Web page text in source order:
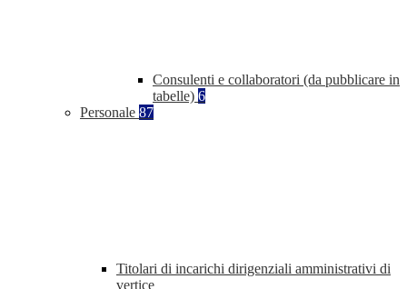
Consulenti e collaboratori (da pubblicare in
tabelle) 6
Personale 87
Titolari di incarichi dirigenziali amministrativi di
vertice